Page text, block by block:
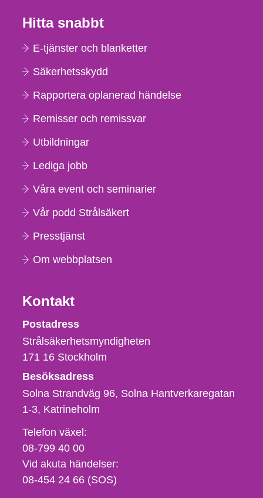
Hitta snabbt
E-tjänster och blanketter
Säkerhetsskydd
Rapportera oplanerad händelse
Remisser och remissvar
Utbildningar
Lediga jobb
Våra event och seminarier
Vår podd Strålsäkert
Presstjänst
Om webbplatsen
Kontakt
Strålsäkerhetsmyndigheten
Postadress
Strålsäkerhetsmyndigheten
171 16 Stockholm
Besöksadress
Solna Strandväg 96, Solna Hantverkaregatan
1-3 Katrineholm
Telefon,
fax
och
e-
Telefon växel:
08-799 40 00
Vid akuta händelser:
08-454 24 66 (SOS)